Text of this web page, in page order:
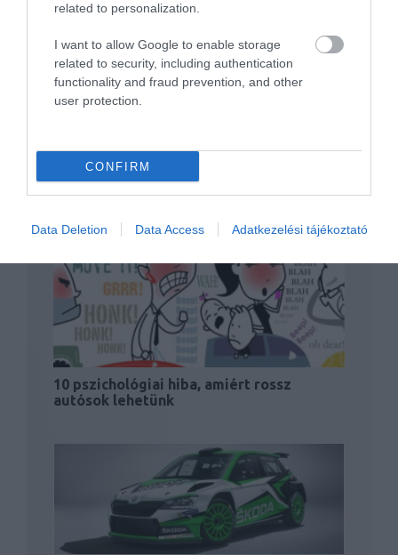
related to personalization.
I want to allow Google to enable storage
related to security, including authentication
functionality and fraud prevention, and other
user protection.
CONFIRM
Data Deletion Data Access Adatkezelési tájékoztató
Támogatja a vírus elleni küzdelmet a
10 pszichológiai hiba, amiért rossz
autósok lehetünk